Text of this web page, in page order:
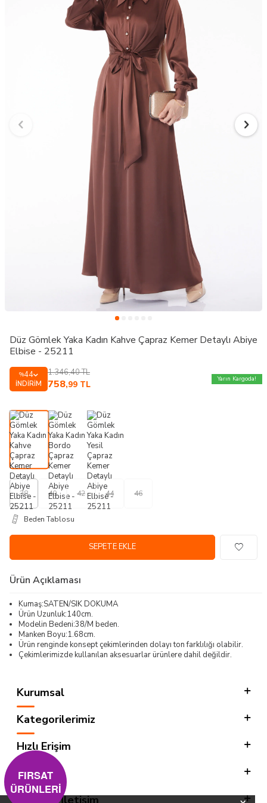
Düz Gömlek Yaka Kadın Kahve Çapraz Kemer Detaylı Abiye
Elbise - 25211
%44
İNDIRIM
1.346,40TL
758,99 TL
Yarın Kargoda!
38 40 42 44 46
Beden Tablosu
SEPETE EKLE
Ürün Açıklaması
Kumaş:SATEN/SIK DOKUMA
Ürün Uzunluk:140cm.
Modelin Bedeni:38/M beden.
Manken Boyu:1.68cm.
Ürün renginde konsept çekimlerinden dolayı ton farklılığı olabilir.
Çekimlerimizde kullanılan aksesuarlar ürünlere dahil değildir.
Kurumsal
Kategorilerimiz
Hızlı Erişim
Sosyal
Adres & İletişim
FIRSAT
ÜRÜNLERİ